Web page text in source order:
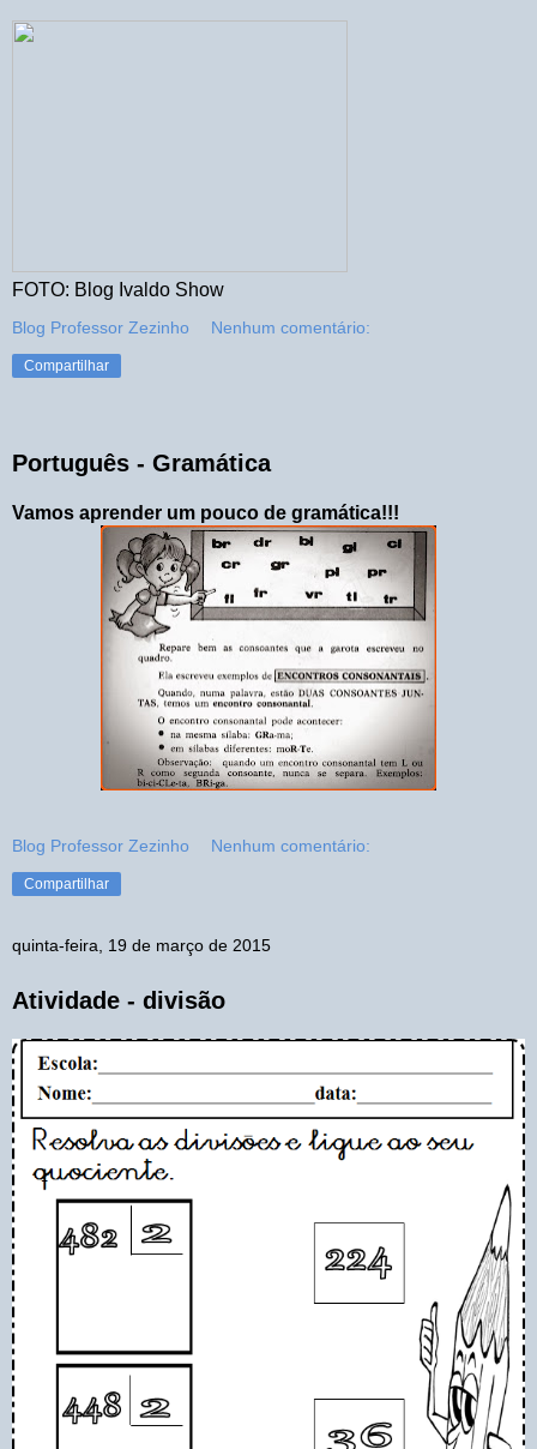
FOTO: Blog Ivaldo Show
Blog Professor Zezinho Nenhum comentário:
Compartilhar
Português - Gramática
Vamos aprender um pouco de gramática!!!
Blog Professor Zezinho Nenhum comentário:
Compartilhar
quinta-feira, 19 de março de 2015
Atividade - divisão